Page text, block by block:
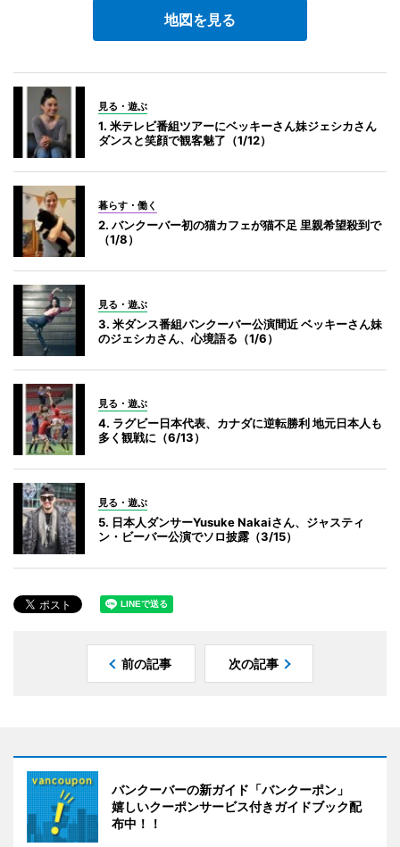
地図を見る
見る・遊ぶ
1. 米テレビ番組ツアーにベッキーさん妹ジェシカさん
ダンスと笑顔で観客魅了（1/12）
暮らす・働く
2. バンクーバー初の猫カフェが猫不足 里親希望殺到で
（1/8）
見る・遊ぶ
3. 米ダンス番組バンクーバー公演間近 ベッキーさん妹
のジェシカさん、心境語る（1/6）
見る・遊ぶ
4. ラグビー日本代表、カナダに逆転勝利 地元日本人も
多く観戦に（6/13）
見る・遊ぶ
5. 日本人ダンサーYusuke Nakaiさん、ジャスティ
ン・ビーバー公演でソロ披露（3/15）
前の記事 次の記事
バンクーバーの新ガイド「バンクーポン」
嬉しいクーポンサービス付きガイドブック配
布中！！